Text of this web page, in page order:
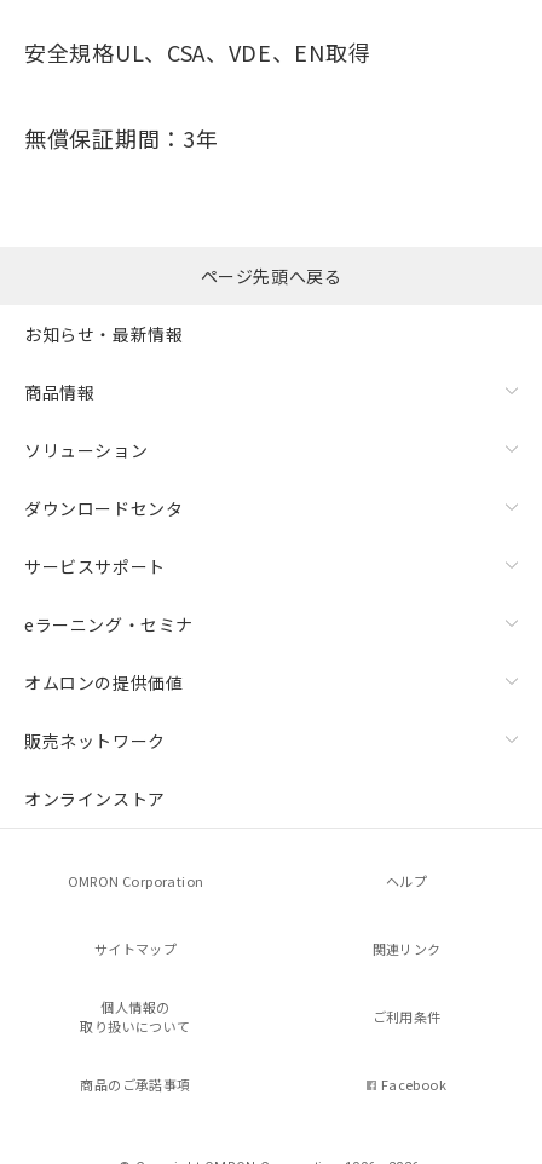
安全規格UL、CSA、VDE、EN取得
無償保証期間：3年
ページ先頭へ戻る
お知らせ・最新情報
商品情報
ソリューション
ダウンロードセンタ
サービスサポート
eラーニング・セミナ
オムロンの提供価値
販売ネットワーク
オンラインストア
OMRON Corporation ヘルプ
サイトマップ 関連リンク
個人情報の
取り扱いについて
ご利用条件
商品のご承諾事項 Facebook